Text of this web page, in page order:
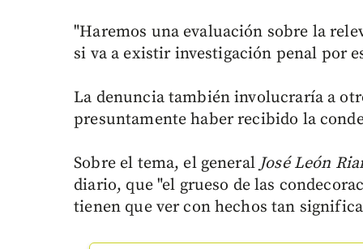
"Haremos una evaluación sobre la
si va a existir investigación penal por
La denuncia también involucraría a
presuntamente haber recibido la
Sobre el tema, el generalJosé León
diario, que "el grueso de las
tienen que ver con hechos tan